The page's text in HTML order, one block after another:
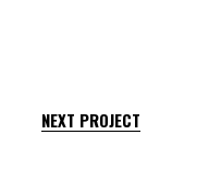
NEXT PROJECT